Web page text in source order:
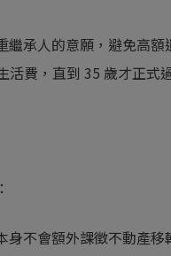
繼承人的意願，避免高
活費，直到 35 歲才正式
身不會額外課徵不動產